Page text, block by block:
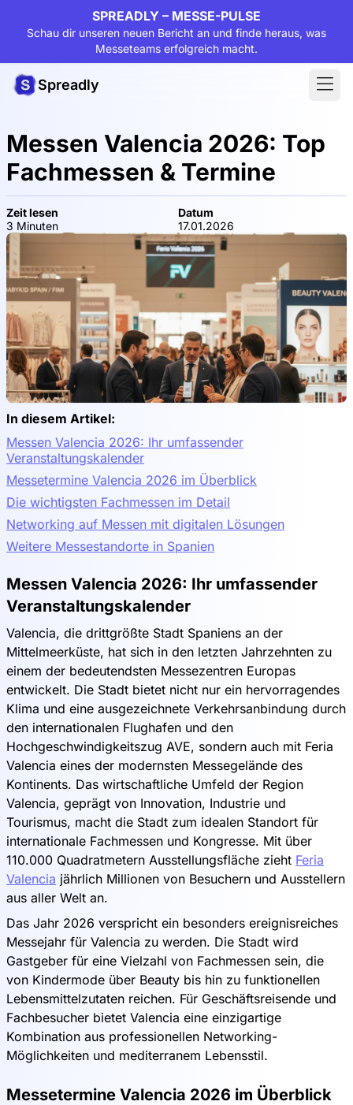
SPREADLY – MESSE-PULSE
Schau dir unseren neuen Bericht an und finde heraus, was
Messeteams erfolgreich macht.
Spreadly
Messen Valencia 2026: Top
Fachmessen & Termine
Zeit lesen
3 Minuten
Datum
17.01.2026
In diesem Artikel:
Messen Valencia 2026: Ihr umfassender
Veranstaltungskalender
Messetermine Valencia 2026 im Überblick
Die wichtigsten Fachmessen im Detail
Networking auf Messen mit digitalen Lösungen
Weitere Messestandorte in Spanien
Messen Valencia 2026: Ihr umfassender
Veranstaltungskalender
Valencia, die drittgrößte Stadt Spaniens an der
Mittelmeerküste, hat sich in den letzten Jahrzehnten zu
einem der bedeutendsten Messezentren Europas
entwickelt. Die Stadt bietet nicht nur ein hervorragendes
Klima und eine ausgezeichnete Verkehrsanbindung durch
den internationalen Flughafen und den
Hochgeschwindigkeitszug AVE, sondern auch mit Feria
Valencia eines der modernsten Messegelände des
Kontinents. Das wirtschaftliche Umfeld der Region
Valencia, geprägt von Innovation, Industrie und
Tourismus, macht die Stadt zum idealen Standort für
internationale Fachmessen und Kongresse. Mit über
110.000 Quadratmetern Ausstellungsfläche zieht Feria
Valencia jährlich Millionen von Besuchern und Ausstellern
aus aller Welt an.
Das Jahr 2026 verspricht ein besonders ereignisreiches
Messejahr für Valencia zu werden. Die Stadt wird
Gastgeber für eine Vielzahl von Fachmessen sein, die
von Kindermode über Beauty bis hin zu funktionellen
Lebensmittelzutaten reichen. Für Geschäftsreisende und
Fachbesucher bietet Valencia eine einzigartige
Kombination aus professionellen Networking-
Möglichkeiten und mediterranem Lebensstil.
Messetermine Valencia 2026 im Überblick